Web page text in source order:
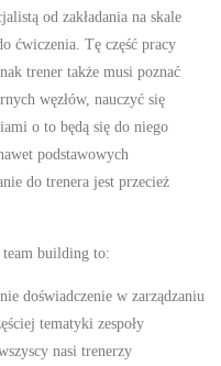
od zakładania na skale
ćwiczenia. Tę część pracy
trener także musi poznać
węzłów, nauczyć się
o to będą się do niego
podstawowych
do trenera jest przecież
team building to:
doświadczenie w zarządzaniu
tematyki zespoły
nasi trenerzy